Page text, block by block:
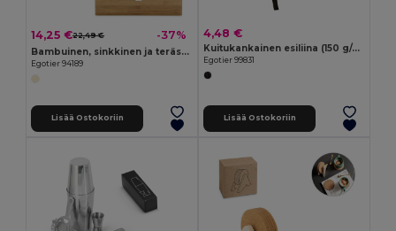
14,25 €22,49 € -37%
Bambuinen, sinkkinen ja terästä viinisetti
Egotier 94189
Lisää Ostokoriin
4,48 €
Kuitukankainen esiliina (150 g/m²)
Egotier 99831
Lisää Ostokoriin